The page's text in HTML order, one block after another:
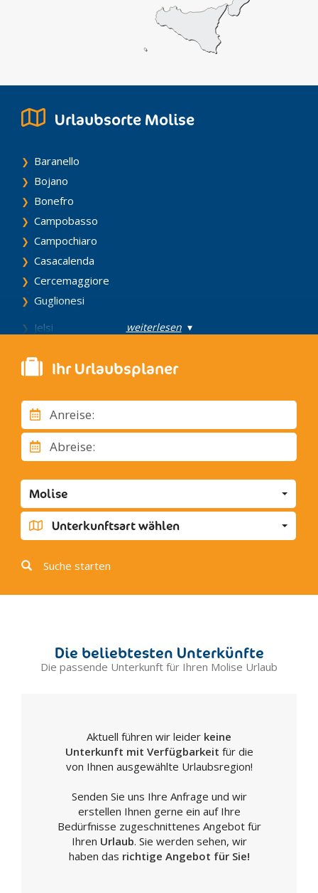
Urlaubsorte Molise
Baranello
Bojano
Bonefro
Campobasso
Campochiaro
Casacalenda
Cercemaggiore
Guglionesi
Jelsi
Larino
San Giovanni in Galdo
Sepino
Termoli
weiterlesen▾
Ihr Urlaubsplaner
Anreise:
Abreise:
Molise
Unterkunftsart wählen
Suche starten
Die beliebtesten Unterkünfte
Die passende Unterkunft für Ihren Molise Urlaub
Aktuell führen wir leider keine
Unterkunft mit Verfügbarkeit für die
von Ihnen ausgewählte Urlaubsregion!
Senden Sie uns Ihre Anfrage und wir
erstellen Ihnen gerne ein auf Ihre
Bedürfnisse zugeschnittenes Angebot für
Ihren Urlaub. Sie werden sehen, wir
haben das richtige Angebot für Sie!